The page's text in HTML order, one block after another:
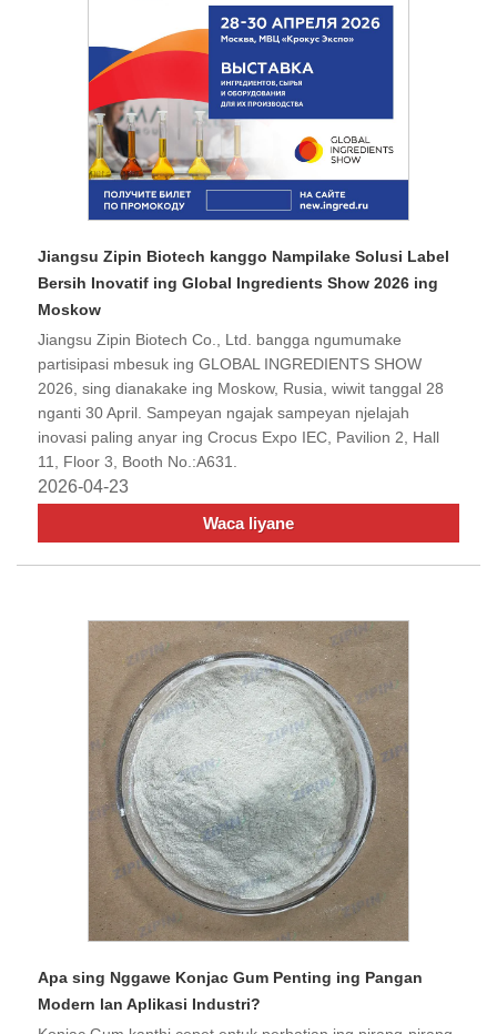
Jiangsu Zipin Biotech kanggo Nampilake Solusi Label
Bersih Inovatif ing Global Ingredients Show 2026 ing
Moskow
Jiangsu Zipin Biotech Co., Ltd. bangga ngumumake
partisipasi mbesuk ing GLOBAL INGREDIENTS SHOW
2026, sing dianakake ing Moskow, Rusia, wiwit tanggal 28
nganti 30 April. Sampeyan ngajak sampeyan njelajah
inovasi paling anyar ing Crocus Expo IEC, Pavilion 2, Hall
11, Floor 3, Booth No.:A631.
2026-04-23
Waca liyane
Apa sing Nggawe Konjac Gum Penting ing Pangan
Modern lan Aplikasi Industri?